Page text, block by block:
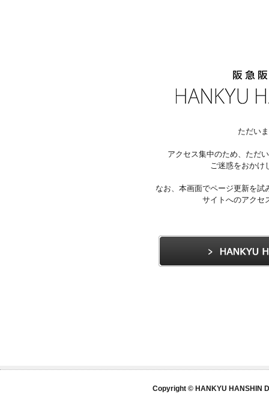
ただい
アクセス集中のため、ただ
ご迷惑をおかけ
なお、本画面でページ更新を
サイトへのアクセ
Copyright © HANKYU HANSHIN